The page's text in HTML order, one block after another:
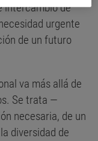
intercambio de
urgente
de un futuro
va más allá de
Se trata —
necesaria, de un
diversidad de